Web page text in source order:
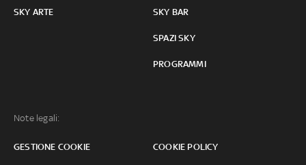
SKY ARTE SKY BAR
SPAZI SKY
PROGRAMMI
Note legali:
GESTIONE COOKIE COOKIE POLICY